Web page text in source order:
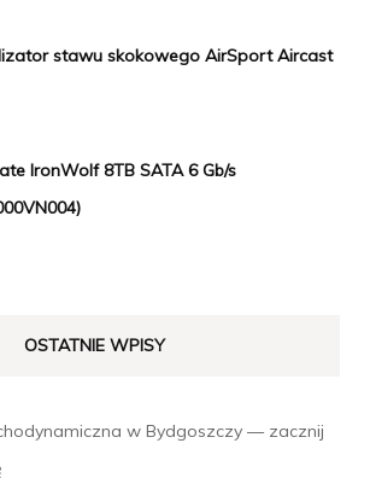
stawu skokowego AirSport Aircast
IronWolf 8TB SATA 6 Gb/s
OSTATNIE WPISY
w Bydgoszczy — zacznij